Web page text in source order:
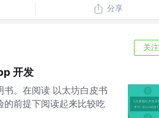
分享
关注
开发
。在阅读 以太坊白皮书
的前提下阅读起来比较吃